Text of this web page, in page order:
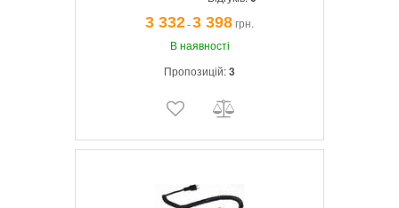
чемодан, без насадок.
3 332¯3 398грн.
В наявності
Пропозицій:3